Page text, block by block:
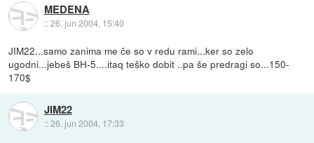
MEDENA
::26. jun 2004, 15:40
JIM22...samo zanima me če so v redu rami...ker so zelo
ugodni...jebeš BH-5....itaq teško dobit ..pa še predragi so...150-
170$
JIM22
::26. jun 2004, 17:33